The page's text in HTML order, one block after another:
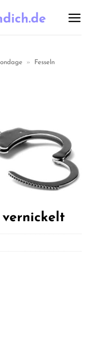
» Fesseln